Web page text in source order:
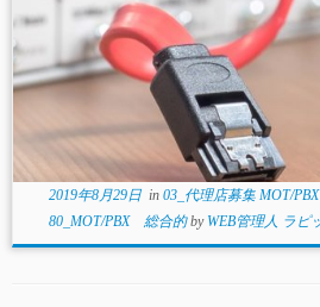
2019年8月29日in 03_代理店募集 MOT/
80_MOT/PBX 総合的by WEB管理人 ラピ